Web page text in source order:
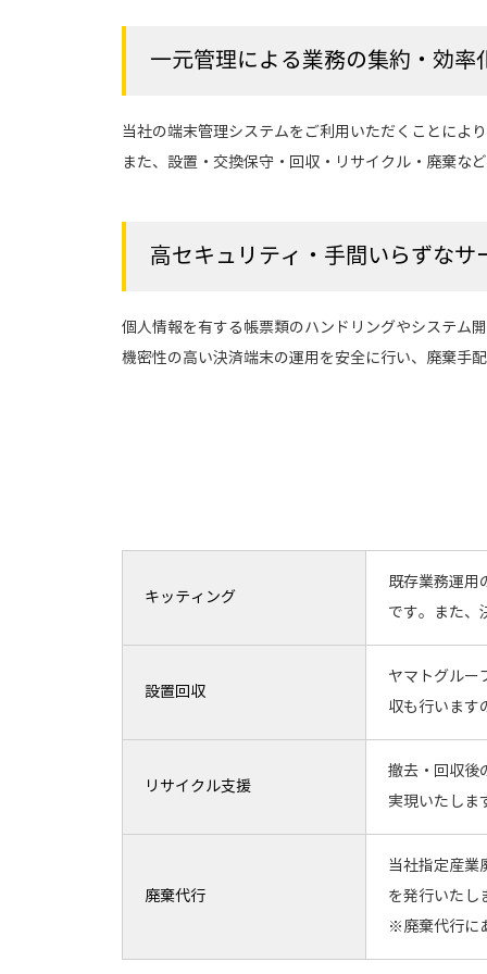
一元管理による業務の集約・効率
当社の端末管理システムをご利用いただくことによ
また、設置・交換保守・回収・リサイクル・廃棄な
高セキュリティ・手間いらずなサ
個人情報を有する帳票類のハンドリングやシステム
機密性の高い決済端末の運用を安全に行い、廃棄手
キッティング
既存業務運用
です。また、
設置回収
ヤマトグルー
収も行います
リサイクル支援
撤去・回収後
実現いたしま
廃棄代行
当社指定産業
を発行いたし
※廃棄代行に